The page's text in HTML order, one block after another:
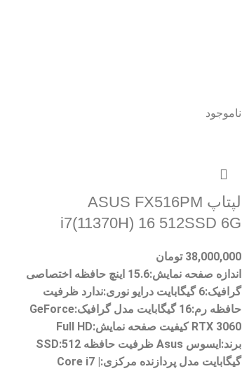
ناموجود
لپتاپ ASUS FX516PM
i7(11370H) 16 512SSD 6G
38,000,000 تومان
اندازه صفحه نمایش:15.6 اینچ حافظه اختصاصی
گرافیک:6 گیگابایت درایو نوری:ندارد ظرفیت
حافظه رم:16 گیگابایت مدل گرافیک:GeForce
RTX 3060 کیفیت صفحه نمایش:Full HD
برند:ایسوس Asus ظرفیت حافظه SSD:512
گیگابایت مدل پردازنده مرکزی:Core i7 |